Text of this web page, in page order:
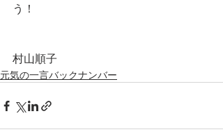
う！
村山順子
元気の一言バックナンバー